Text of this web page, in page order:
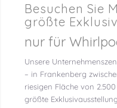
Besuchen Sie
größte
nur für
Unsere
– in Frankenberg
riesigen Fläche von
größte